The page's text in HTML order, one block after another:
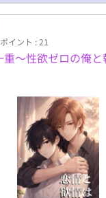
イント : 21
～性欲ゼロの俺